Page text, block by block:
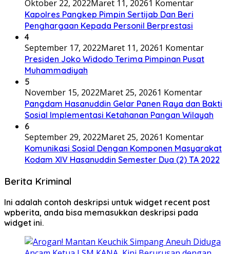
Oktober 22, 2022Maret 11, 20261 Komentar
Kapolres Pangkep Pimpin Sertijab Dan Beri
Penghargaan Kepada Personil Berprestasi
4
September 17, 2022Maret 11, 20261 Komentar
Presiden Joko Widodo Terima Pimpinan Pusat
Muhammadiyah
5
November 15, 2022Maret 25, 20261 Komentar
Pangdam Hasanuddin Gelar Panen Raya dan Bakti
Sosial Implementasi Ketahanan Pangan Wilayah
6
September 29, 2022Maret 25, 20261 Komentar
Komunikasi Sosial Dengan Komponen Masyarakat
Kodam XIV Hasanuddin Semester Dua (2) TA 2022
Berita Kriminal
Ini adalah contoh deskripsi untuk widget recent post
wpberita, anda bisa memasukkan deskripsi pada
widget ini.